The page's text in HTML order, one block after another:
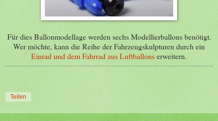
Für dies Ballonmodellage werden sechs Modellierballons benötigt.
Wer möchte, kann die Reihe der Fahrzeugskulpturen durch ein
Einrad und dem Fahrrad aus Luftballonserweitern.
Teilen